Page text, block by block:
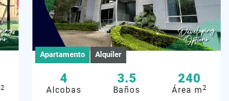
2
Apartamento Alquiler
4
Alcobas
3.5
Baños
240
Área m 2